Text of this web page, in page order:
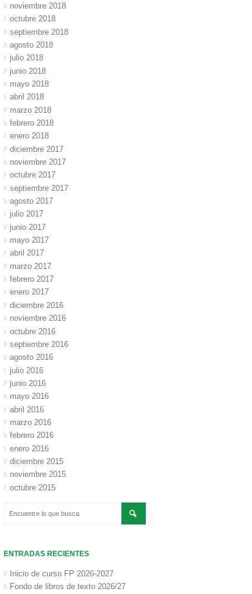
noviembre 2018
octubre 2018
septiembre 2018
agosto 2018
julio 2018
junio 2018
mayo 2018
abril 2018
marzo 2018
febrero 2018
enero 2018
diciembre 2017
noviembre 2017
octubre 2017
septiembre 2017
agosto 2017
julio 2017
junio 2017
mayo 2017
abril 2017
marzo 2017
febrero 2017
enero 2017
diciembre 2016
noviembre 2016
octubre 2016
septiembre 2016
agosto 2016
julio 2016
junio 2016
mayo 2016
abril 2016
marzo 2016
febrero 2016
enero 2016
diciembre 2015
noviembre 2015
octubre 2015
ENTRADAS RECIENTES
Inicio de curso FP 2026-2027
Fondo de libros de texto 2026/27